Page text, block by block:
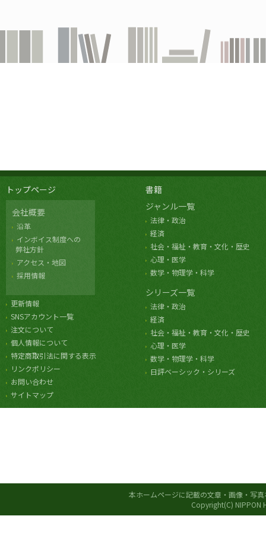
トップページ
会社概要
沿革
インボイス制度への
弊社方針
アクセス・地図
採用情報
更新情報
SNSアカウント一覧
注文について
個人情報について
特定商取引法に関する表示
リンクポリシー
お問い合わせ
サイトマップ
書籍
ジャンル一覧
法律・政治
経済
社会・福祉・教育・文化・歴史
心理・医学
数学・物理学・科学
シリーズ一覧
法律・政治
経済
社会・福祉・教育・文化・歴史
心理・医学
数学・物理学・科学
日評ベーシック・シリーズ
本ホームページに記載の文章・画像・写
Copyright(C) NIPPON